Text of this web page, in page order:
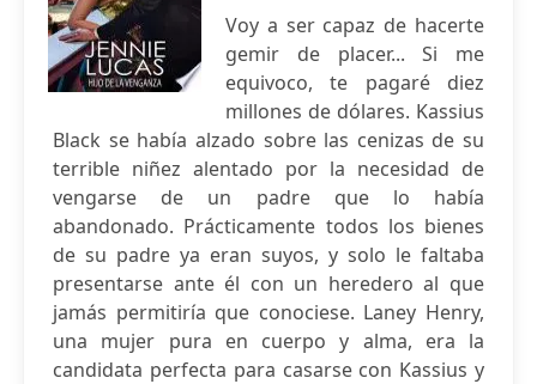
Voy a ser capaz de hacerte
gemir de placer... Si me
equivoco, te pagaré diez
millones de dólares. Kassius
Black se había alzado sobre las cenizas de su
terrible niñez alentado por la necesidad de
vengarse de un padre que lo había
abandonado. Prácticamente todos los bienes
de su padre ya eran suyos, y solo le faltaba
presentarse ante él con un heredero al que
jamás permitiría que conociese. Laney Henry,
una mujer pura en cuerpo y alma, era la
candidata perfecta para casarse con Kassius y